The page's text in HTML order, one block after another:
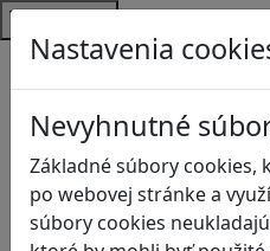
Nastavenia
Nevyhnutné
Základné súbory cookies,
po webovej stránke a
súbory cookies
Témy
Bezpečnosť na
Čítanie s porozumením
Digitálna rovnováha
Ekológia
Globálne vzdelávanie
Kreativita
Kritické myslenie